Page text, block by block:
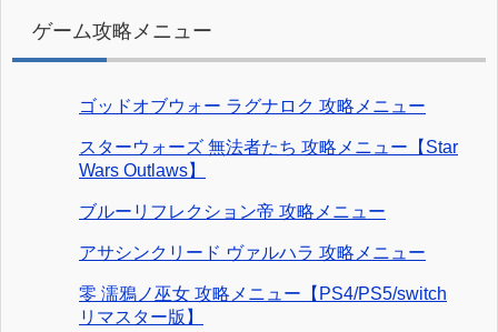
ゲーム攻略メニュー
ゴッドオブウォー ラグナロク 攻略メニュー
スターウォーズ 無法者たち 攻略メニュー【Star
Wars Outlaws】
ブルーリフレクション帝 攻略メニュー
アサシンクリード ヴァルハラ 攻略メニュー
零 濡鴉ノ巫女 攻略メニュー【PS4/PS5/switch
リマスター版】